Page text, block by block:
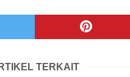
TERKAIT